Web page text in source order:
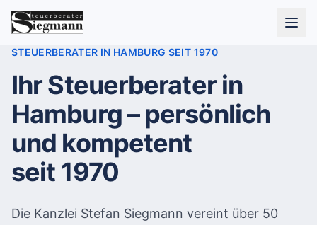
STEUERBERATER IN HAMBURG SEIT 1970
Ihr Steuerberater in
Hamburg – persönlich
und kompetent
seit 1970
Die Kanzlei Stefan Siegmann vereint über 50